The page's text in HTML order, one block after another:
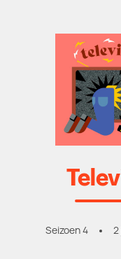
Seizoen 4